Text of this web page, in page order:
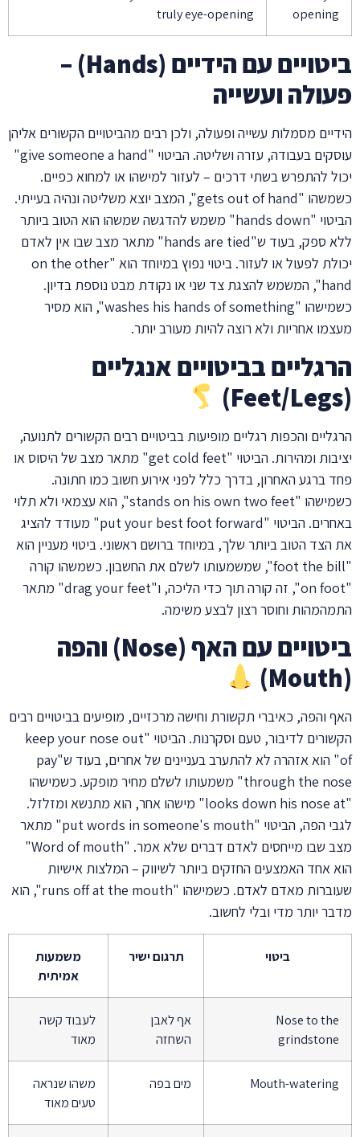
opening
truly eye-opening
ביטויים עם הידיים (Hands) –
פעולה ועשייה
הידיים מסמלות עשייה ופעולה, ולכן רבים מהביטויים הקשורים אליהן
עוסקים בעבודה, עזרה ושליטה. הביטוי "give someone a hand"
יכול להתפרש בשתי דרכים – לעזור למישהו או למחוא כפיים.
כשמשהו "gets out of hand", המצב יוצא משליטה ונהיה בעייתי.
הביטוי "hands down" משמש להדגשה שמשהו הוא הטוב ביותר
ללא ספק, בעוד ש"hands are tied" מתאר מצב שבו אין לאדם
יכולת לפעול או לעזור. ביטוי נפוץ במיוחד הוא "on the other
hand", המשמש להצגת צד שני או נקודת מבט נוספת בדיון.
כשמישהו "washes his hands of something", הוא מסיר
מעצמו אחריות ולא רוצה להיות מעורב יותר.
הרגליים בביטויים אנגליים
(Feet/Legs)
הרגליים והכפות רגליים מופיעות בביטויים רבים הקשורים לתנועה,
יציבות ומהירות. הביטוי "get cold feet" מתאר מצב של היסוס או
פחד ברגע האחרון, בדרך כלל לפני אירוע חשוב כמו חתונה.
כשמישהו "stands on his own two feet", הוא עצמאי ולא תלוי
באחרים. הביטוי "put your best foot forward" מעודד להציג
את הצד הטוב ביותר שלך, במיוחד ברושם ראשוני. ביטוי מעניין הוא
"foot the bill", שמשמעותו לשלם את החשבון. כשמשהו קורה
"on foot", זה קורה תוך כדי הליכה, ו"drag your feet" מתאר
התמהמהות וחוסר רצון לבצע משימה.
ביטויים עם האף (Nose) והפה
(Mouth)
האף והפה, כאיברי תקשורת וחישה מרכזיים, מופיעים בביטויים רבים
הקשורים לדיבור, טעם וסקרנות. הביטוי "keep your nose out
of" הוא אזהרה לא להתערב בעניינים של אחרים, בעוד ש"pay
through the nose" משמעותו לשלם מחיר מופקע. כשמישהו
"looks down his nose at" מישהו אחר, הוא מתנשא ומזלזל.
לגבי הפה, הביטוי "put words in someone's mouth" מתאר
מצב שבו מייחסים לאדם דברים שלא אמר. "Word of mouth"
הוא אחד האמצעים החזקים ביותר לשיווק – המלצות אישיות
שעוברות מאדם לאדם. כשמישהו "runs off at the mouth", הוא
מדבר יותר מדי ובלי לחשוב.
ביטוי תרגום ישיר
משמעות
אמיתית
Nose to the
grindstone
אף לאבן
השחזה
לעבוד קשה
מאוד
Mouth-watering מים בפה
משהו שנראה
טעים מאוד